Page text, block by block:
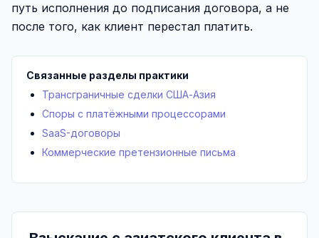
путь исполнения до подписания договора, а не
после того, как клиент перестал платить.
Связанные разделы практики
Трансграничные сделки США-Азия
Споры с платёжными процессорами
SaaS-договоры
Коммерческие претензионные письма